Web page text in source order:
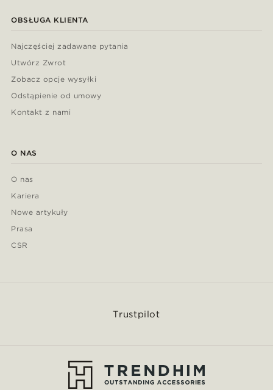
OBSŁUGA KLIENTA
Najczęściej zadawane pytania
Utwórz Zwrot
Zobacz opcje wysyłki
Odstąpienie od umowy
Kontakt z nami
O NAS
O nas
Kariera
Nowe artykuły
Prasa
CSR
Trustpilot